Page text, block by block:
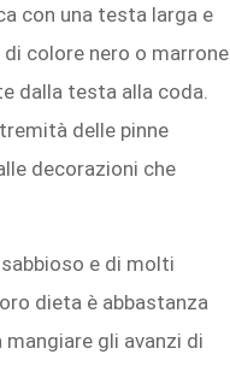
con una testa larga e
colore nero o marrone
dalla testa alla coda.
delle pinne
decorazioni che
e di molti
dieta è abbastanza
gli avanzi di